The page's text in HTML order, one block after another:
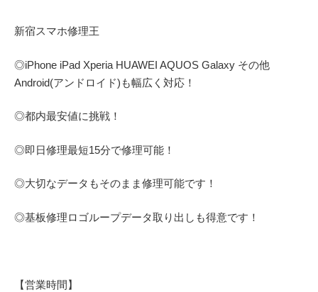
新宿スマホ修理王
◎iPhone iPad Xperia HUAWEI AQUOS Galaxy その他
Android(アンドロイド) も幅広く対応！
◎都内最安値に挑戦！
◎即日修理最短15分で修理可能！
◎大切なデータもそのまま修理可能です！
◎基板修理ロゴループデータ取り出しも得意です！
【営業時間】